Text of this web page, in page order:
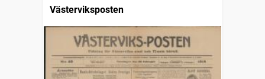
Västerviksposten